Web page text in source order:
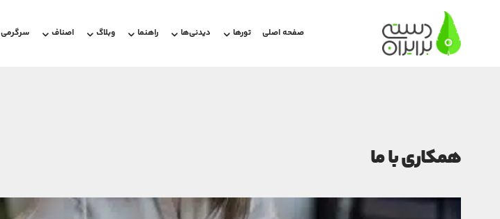
صفحه اصلی تورها دیدنی‌ها راهنما وبلاگ اصناف سرگرمی
همکاری با ما